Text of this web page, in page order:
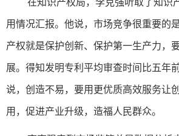
用情况汇报。他说，市场竞争很重要的
产权就是保护创新、保护第一生产力，
展。得知发明专利平均审查时间比五年
说，创造不易，要用更优质高效服务让
用，促进产业升级，造福人民群众。